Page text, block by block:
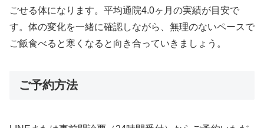
ごせる体になります。平均通院4.0ヶ月の実績が目安で
す。体の変化を一緒に確認しながら、無理のないペースで
ご飯食べると寒くなると向き合っていきましょう。
ご予約方法